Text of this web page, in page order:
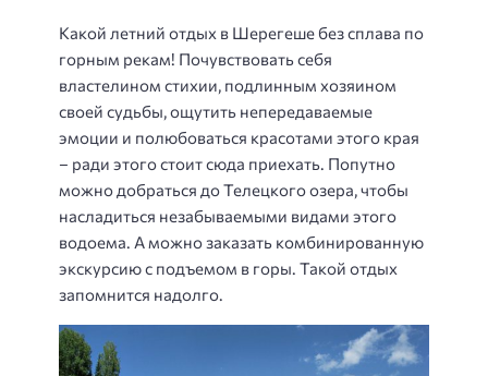
Какой летний отдых в Шерегеше без сплава по
горным рекам! Почувствовать себя
властелином стихии, подлинным хозяином
своей судьбы, ощутить непередаваемые
эмоции и полюбоваться красотами этого края
– ради этого стоит сюда приехать. Попутно
можно добраться до Телецкого озера, чтобы
насладиться незабываемыми видами этого
водоема. А можно заказать комбинированную
экскурсию с подъемом в горы. Такой отдых
запомнится надолго.